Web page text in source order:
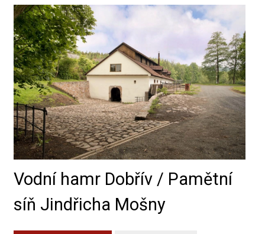
Vodní hamr Dobřív / Pamětní
síň Jindřicha Mošny